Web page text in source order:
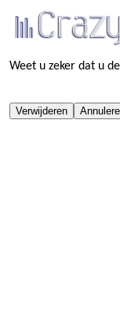
Weet u zeker dat u